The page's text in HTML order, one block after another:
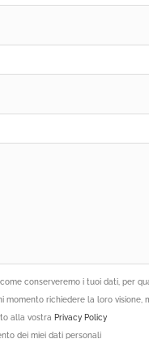
conserveremo i tuoi dati, per
momento richiedere la loro visione,
alla vostra Privacy Policy
dei miei dati personali